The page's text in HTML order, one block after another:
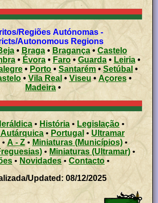
Regiões Autónomas -
Autonomous Regions
• Braga• Bragança•Castelo
• Évora•Faro• Guarda• Leiria•
• Porto • Santarém • Setúbal •
• Vila Real • Viseu• Açores •
Madeira •
• História • Legislação •
• Portugal • Ultramar
•A - Z• Miniaturas (Municípios)•
•Miniaturas (Ultramar) •
• Novidades• Contacto •
Updated: 08/12/2025